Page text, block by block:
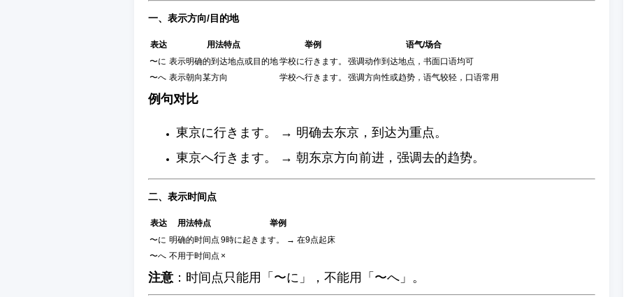
一、表示方向/目的地
表达 用法特点 举例
语气/场合
〜に 表示明确的到达地点或目的地学校に行きます。
强调动作到达地点，书面口语均可
〜へ 表示朝向某方向 学校へ行きます。 强调方向性或趋势，语气较轻，口语常用
例句对比
東京に行きます。 → 明确去东京，到达为重点。
東京へ行きます。 → 朝东京方向前进，强调去的趋势。
二、表示时间点
表达 用法特点
举例
〜に 明确的时间点 9時に起きます。 → 在9点起床
〜へ 不用于时间点 ×
注意 ：时间点只能用「〜に」，不能用「〜へ」。